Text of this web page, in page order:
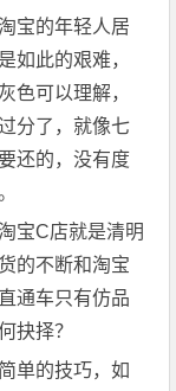
宝的年轻人居
如此的艰难，
色可以理解，
分了，就像七
还的，没有度
宝C店就是清明
的不断和淘宝
通车只有仿品
抉择？
单的技巧，如